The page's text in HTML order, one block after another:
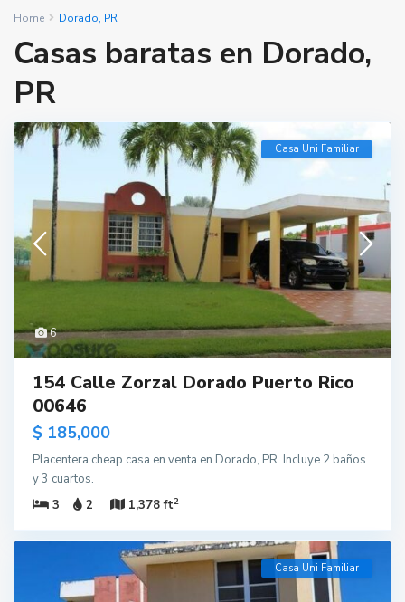
Home Dorado, PR
Casas baratas en Dorado,
PR
6
Casa Uni Familiar
154 Calle Zorzal Dorado Puerto Rico
00646
$ 185,000
Placentera cheap casa en venta en Dorado, PR. Incluye 2 baños
y 3 cuartos.
3
2 1,378 ft2
Casa Uni Familiar